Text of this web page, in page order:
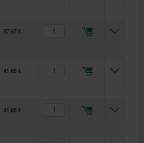
13,237,67 €
15,441,65 €
15,441,65 €